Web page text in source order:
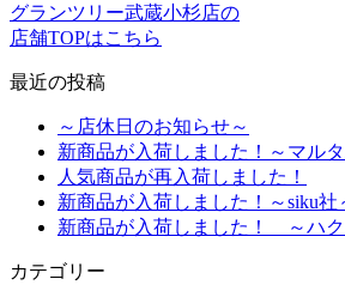
グランツリー武蔵小杉店の
店舗TOPはこちら
最近の投稿
～店休日のお知らせ～
新商品が入荷しました！～マル
人気商品が再入荷しました！
新商品が入荷しました！～siku社
新商品が入荷しました！ ～ハク
カテゴリー